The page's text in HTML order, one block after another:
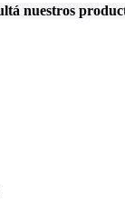
nuestros